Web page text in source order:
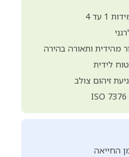
עד 4
מהידית ותאורה בהירה
לידית
זיהום צולב
החייאה